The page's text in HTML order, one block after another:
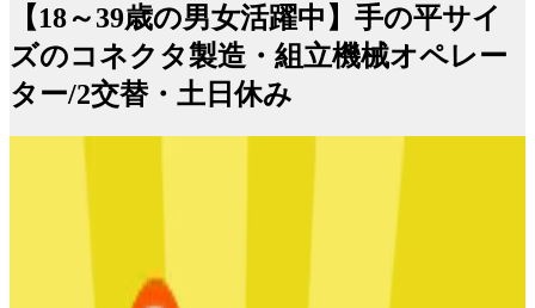
【18～39歳の男女活躍中】手の平サイ
ズのコネクタ製造・組立機械オペレー
ター/2交替・土日休み